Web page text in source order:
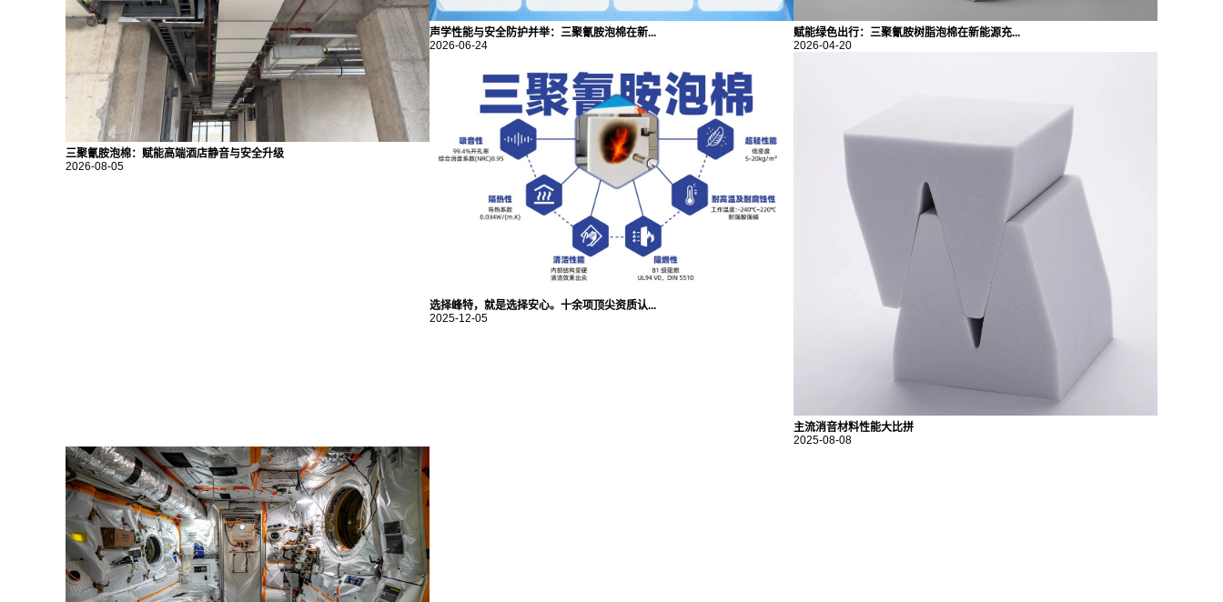
三聚氰胺泡棉：赋能高端酒店静音与安全升级
2026-08-05
声学性能与安全防护并举：三聚氰胺泡棉在新...
2026-06-24
赋能绿色出行：三聚氰胺树脂泡棉在新能源充...
2026-04-20
选择峰特，就是选择安心。十余项顶尖资质认...
2025-12-05
主流消音材料性能大比拼
2025-08-08